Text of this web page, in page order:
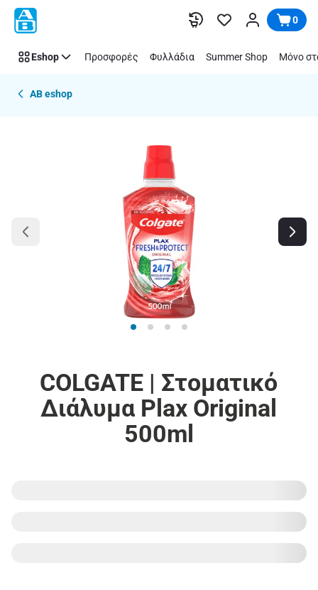
Παράλειψη 0
Eshop Προσφορές Φυλλάδια Summer Shop Μόνο
AB eshop
COLGATE | Στοματικό
Διάλυμα Plax Original
500ml